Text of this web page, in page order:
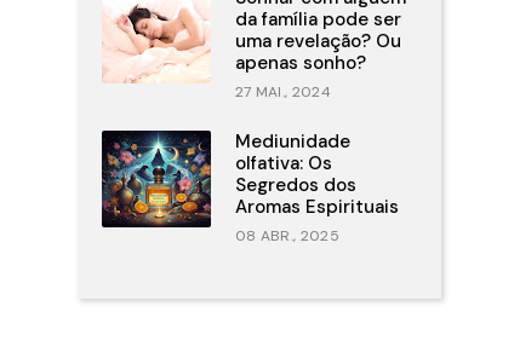
da família pode ser
uma revelação? Ou
apenas sonho?
27 MAI., 2024
Mediunidade
olfativa: Os
Segredos dos
Aromas Espirituais
08 ABR., 2025